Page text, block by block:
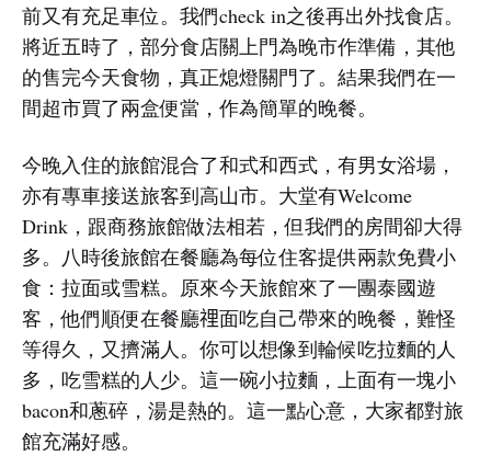
前又有充足車位。我們check in之後再出外找食店。
將近五時了，部分食店關上門為晚市作準備，其他
的售完今天食物，真正熄燈關門了。結果我們在一
間超市買了兩盒便當，作為簡單的晚餐。
今晚入住的旅館混合了和式和西式，有男女浴場，
亦有專車接送旅客到高山市。大堂有Welcome
Drink，跟商務旅館做法相若，但我們的房間卻大得
多。八時後旅館在餐廳為每位住客提供兩款免費小
食：拉面或雪糕。原來今天旅館來了一團泰國遊
客，他們順便在餐廳𥚃面吃自己帶來的晚餐，難怪
等得久，又擠滿人。你可以想像到輪候吃拉麵的人
多，吃雪糕的人少。這一碗小拉麵，上面有一塊小
bacon和蔥碎，湯是熱的。這一點心意，大家都對旅
館充滿好感。